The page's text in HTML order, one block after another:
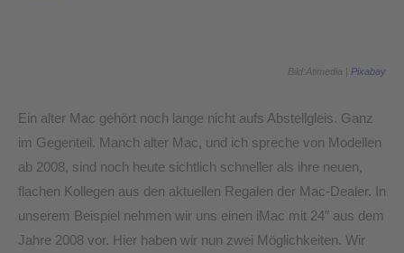
Bild:Atimedia | Pixabay
Ein alter Mac gehört noch lange nicht aufs Abstellgleis. Ganz
im Gegenteil. Manch alter Mac, und ich spreche von Modellen
ab 2008, sind noch heute sichtlich schneller als ihre neuen,
flachen Kollegen aus den aktuellen Regalen der Mac-Dealer. In
unserem Beispiel nehmen wir uns einen iMac mit 24″ aus dem
Jahre 2008 vor. Hier haben wir nun zwei Möglichkeiten. Wir